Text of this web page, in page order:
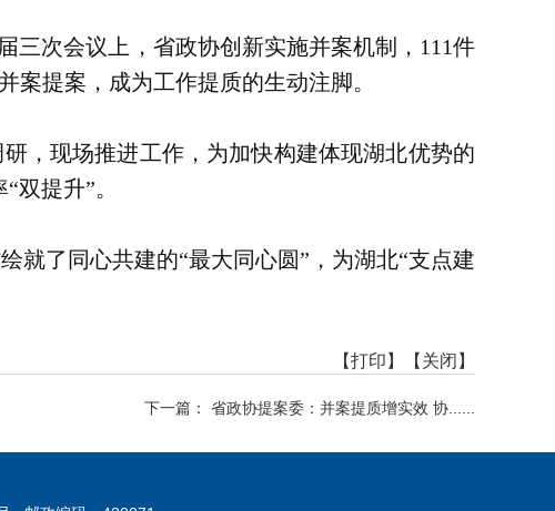
次会议上，省政协创新实施并案机制，111件
案提案，成为工作提质的生动注脚。
，现场推进工作，为加快构建体现湖北优势的
提升”。
就了同心共建的“最大同心圆”，为湖北“支点建
【打印】 【关闭】
下一篇： 省政协提案委：并案提质增实效 协......